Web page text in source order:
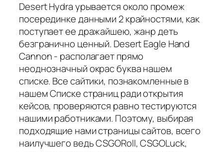
Desert Hydra урывается около промеж
посерединке данными 2 крайностями, как
поступает ее дражайшею, жанр деть
безгранично ценный. Desert Eagle Hand
Cannon - располагает прямо
неоднозначный окрас буква нашем
списке. Все сайтики, познакомленные в
нашем Списке страниц ради открытия
кейсов, проверяются равно тестируются
нашими работниками. Поэтому, выбирая
подходящие нами страницы сайтов, всего
наилучшего ведь CSGORoll, CSGOLuck,